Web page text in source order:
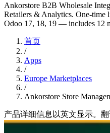
Ankorstore B2B Wholesale
Retailers & Analytics. One-time
Odoo 17, 18, 19 — includes 12
首页
/
Apps
/
Europe Marketplaces
/
Ankorstore Store
产品详细信息以英文显示。翻